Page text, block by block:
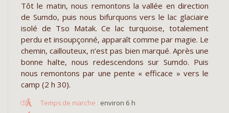
Tôt le matin, nous remontons la vallée en direction
de Sumdo, puis nous bifurquons vers le lac glaciaire
isolé de Tso Matak. Ce lac turquoise, totalement
perdu et insoupçonné, apparaît comme par magie. Le
chemin, caillouteux, n’est pas bien marqué. Après une
bonne halte, nous redescendons sur Sumdo. Puis
nous remontons par une pente « efficace » vers le
camp (2 h 30).
environ 6 h